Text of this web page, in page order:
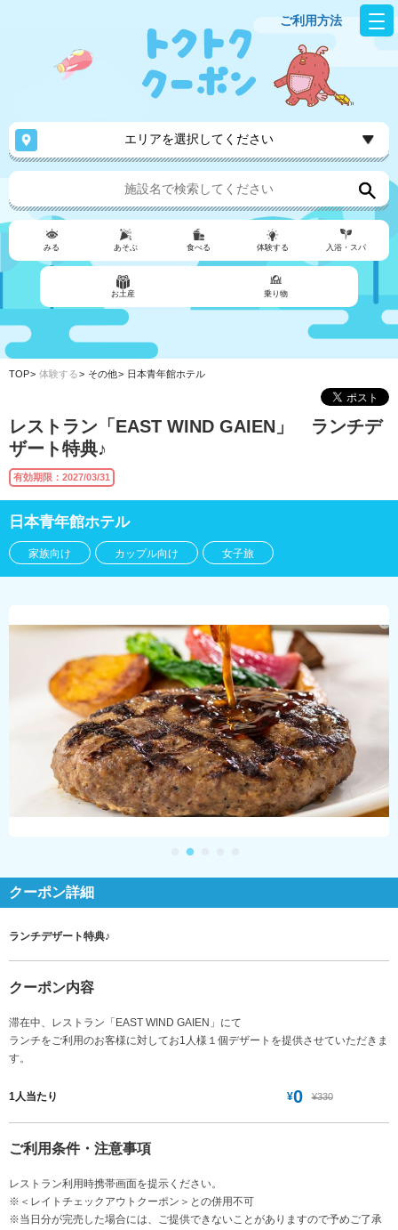
ご利用方法
エリアを選択してください
みる あそぶ 食べる 体験する 入浴・スパ
お土産 乗り物
TOP 体験する その他 日本青年館ホテル
レストラン「EAST WIND GAIEN」 ランチデ
ザート特典♪
有効期限：2027/03/31
日本青年館ホテル
家族向け カップル向け 女子旅
クーポン詳細
ランチデザート特典♪
クーポン内容
滞在中、レストラン「EAST WIND GAIEN」にて
ランチをご利用のお客様に対してお1人様１個デザートを提供させていただきま
す。
1人当たり ¥0 ¥330
ご利用条件・注意事項
レストラン利用時携帯画面を提示ください。
※＜レイトチェックアウトクーポン＞との併用不可
※当日分が完売した場合には、ご提供できないことがありますので予めご了承